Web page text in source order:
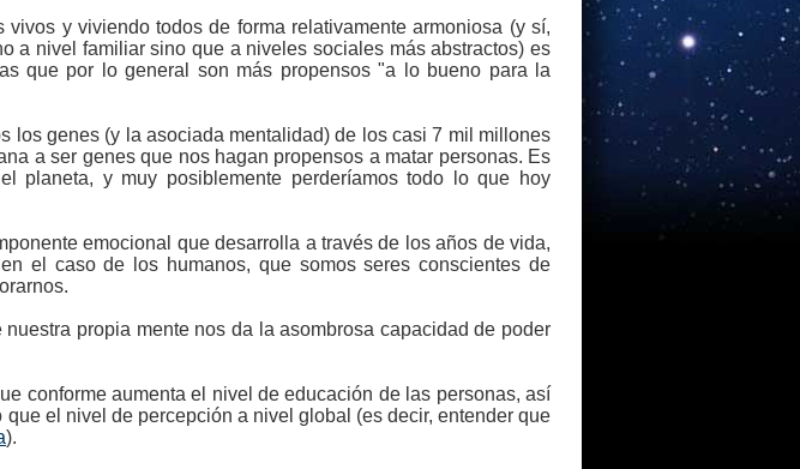
y viviendo todos de forma relativamente armoniosa (y sí,
a nivel familiar sino que a niveles sociales más abstractos) es
que por lo general son más propensos "a lo bueno para la
los genes (y la asociada mentalidad) de los casi 7 mil millones
a ser genes que nos hagan propensos a matar personas. Es
planeta, y muy posiblemente perderíamos todo lo que hoy
emocional que desarrolla a través de los años de vida,
el caso de los humanos, que somos seres conscientes de
propia mente nos da la asombrosa capacidad de poder
conforme aumenta el nivel de educación de las personas, así
el nivel de percepción a nivel global (es decir, entender que
).